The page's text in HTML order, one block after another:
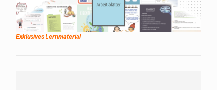
Exklusives Lernmaterial